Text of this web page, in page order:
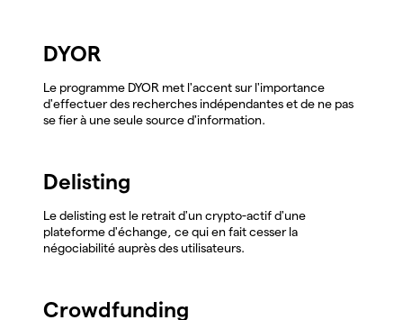
DYOR
Le programme DYOR met l'accent sur l'importance
d'effectuer des recherches indépendantes et de ne pas
se fier à une seule source d'information.
Delisting
Le delisting est le retrait d'un crypto-actif d'une
plateforme d'échange, ce qui en fait cesser la
négociabilité auprès des utilisateurs.
Crowdfunding